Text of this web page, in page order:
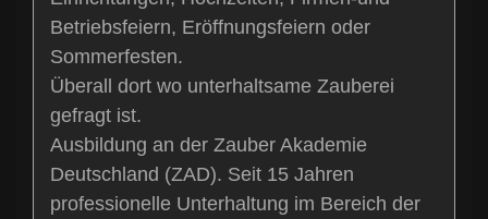
Betriebsfeiern, Eröffnungsfeiern oder
Sommerfesten.
Überall dort wo unterhaltsame Zauberei
gefragt ist.
Ausbildung an der Zauber Akademie
Deutschland (ZAD). Seit 15 Jahren
professionelle Unterhaltung im Bereich der